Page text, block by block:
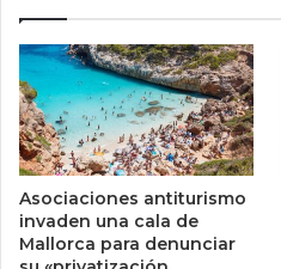
Asociaciones antiturismo
invaden una cala de
Mallorca para denunciar